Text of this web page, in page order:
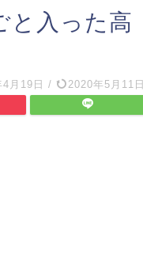
と入った高
月19日 / 2020年5月11日